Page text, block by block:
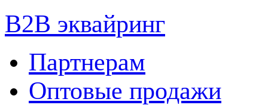
B2B эквайринг
Партнерам
Оптовые продажи